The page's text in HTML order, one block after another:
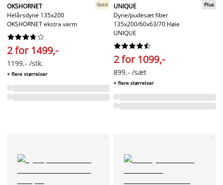
OKSHORNET
Helårsdyne 135x200
OKSHORNET ekstra varm
Gold






2 for 1499,-
1199,- /stk.
+ flere størrelser
UNIQUE
Dyne/pudesæt fiber
135x200/60x63/70 Høie
UNIQUE
Plus






2 for 1099,-
899,- /sæt
+ flere størrelser